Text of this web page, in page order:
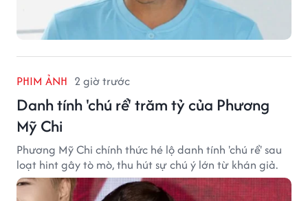
PHIM ẢNH 2 giờ trước
Danh tính 'chú rể' trăm tỷ của Phương
Mỹ Chi
Phương Mỹ Chi chính thức hé lộ danh tính 'chú rể' sau
loạt hint gây tò mò, thu hút sự chú ý lớn từ khán giả.